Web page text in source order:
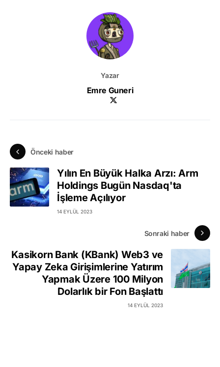
Yazar
Emre Guneri
Önceki haber
Yılın En Büyük Halka Arzı: Arm
Holdings Bugün Nasdaq'ta
İşleme Açılıyor
14 EYLÜL 2023
Sonraki haber
Kasikorn Bank (KBank) Web3 ve
Yapay Zeka Girişimlerine Yatırım
Yapmak Üzere 100 Milyon
Dolarlık bir Fon Başlattı
14 EYLÜL 2023